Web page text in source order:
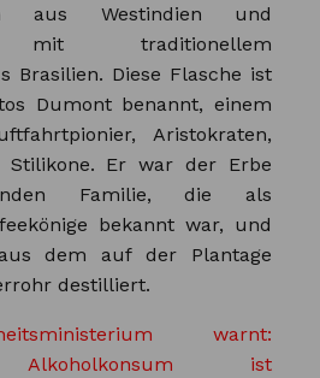
aus Westindien und
mit traditionellem
Brasilien. Diese Flasche ist
Dumont benannt, einem
Aristokraten,
Stilikone. Er war der Erbe
Familie, die als
bekannt war, und
dem auf der Plantage
destilliert.
warnt:
Alkoholkonsum ist